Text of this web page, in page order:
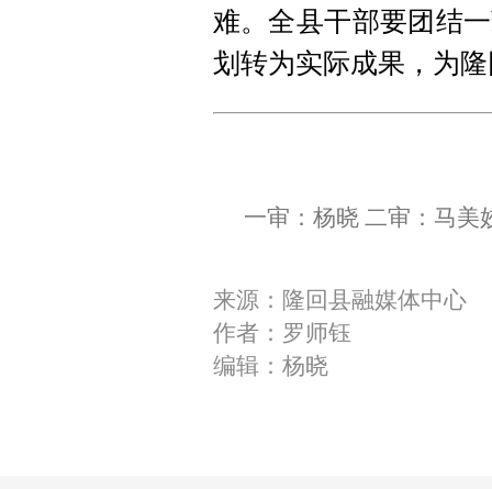
难。全县干部要团结
划转为实际成果，为
一审：杨晓 二审：马美
来源：隆回县融媒体中心
作者：罗师钰
编辑：杨晓